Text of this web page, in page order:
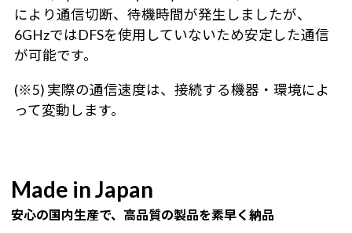
により通信切断、待機時間が発生しましたが、
6GHzではDFSを使用していないため安定した通信
が可能です。
(※5) 実際の通信速度は、接続する機器・環境によ
って変動します。
Made in Japan
安心の国内生産で、高品質の製品を素早く納品